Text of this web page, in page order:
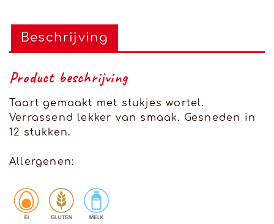
Beschrijving
Product beschrijving
Taart gemaakt met stukjes wortel.
Verrassend lekker van smaak. Gesneden in
12 stukken.
Allergenen: